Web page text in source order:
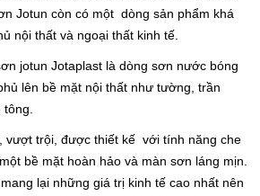
Jotun còn có một dòng sản phẩm khá
nội thất và ngoại thất kinh tế.
jotun Jotaplast là dòng sơn nước bóng
lên bề mặt nội thất như tường, trần
vượt trội, được thiết kế với tính năng che
bề mặt hoàn hảo và màn sơn láng mịn.
lại những giá trị kinh tế cao nhất nên